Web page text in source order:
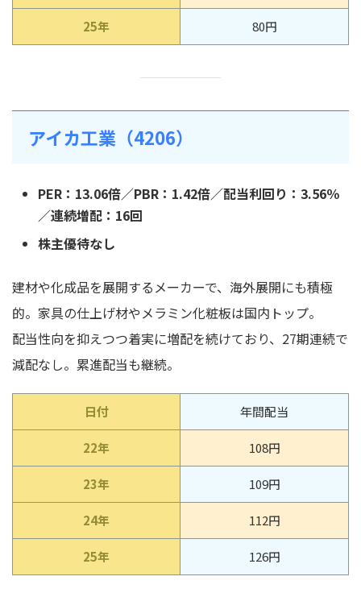
25年 80円
アイカ工業（4206）
PER：13.06倍／PBR：1.42倍／配当利回り：3.56％
／連続増配：16回
株主優待なし
建材や化成品を展開するメーカーで、海外展開にも積極
的。家具の仕上げ材やメラミン化粧板は国内トップ。
配当性向を抑えつつ着実に増配を続けており、27期連続で
減配なし。累進配当も継続。
日付 年間配当
22年 108円
23年 109円
24年 112円
25年 126円